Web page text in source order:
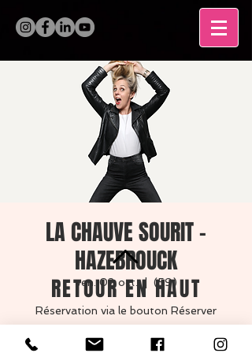
LA CHAUVE SOURIT -
HAZEBROUCK
ven. 02 oct.
  |
(59)
Réservation via le bouton Réserver
RETOUR EN HAUT
MENTIONS LÉGALES